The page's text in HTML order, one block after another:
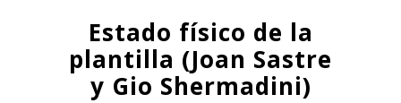
Estado físico de la
plantilla (Joan Sastre
y Gio Shermadini)